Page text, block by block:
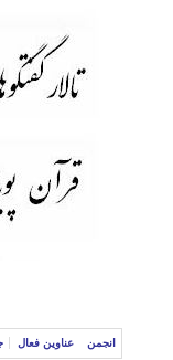
انجمن عناوین فعال